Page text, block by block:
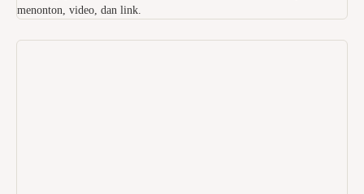
menonton, video, dan link.